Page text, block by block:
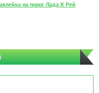
на порог Лада Х Рей